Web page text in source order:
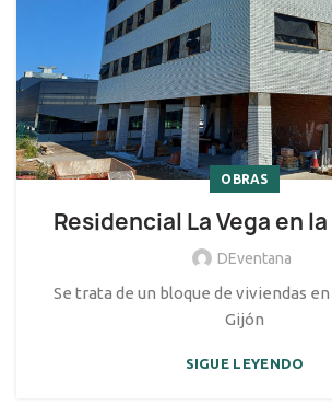
OBRAS
Residencial La Vega en
DEventana
Se trata de un bloque de viviendas en
Gijón
SIGUE LEYENDO